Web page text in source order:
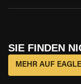
SIE FINDEN
MEHR AUF